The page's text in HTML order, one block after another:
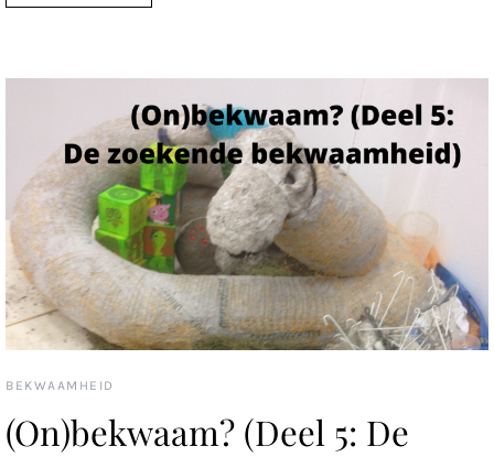
BEKWAAMHEID
(On)bekwaam? (Deel 5: De